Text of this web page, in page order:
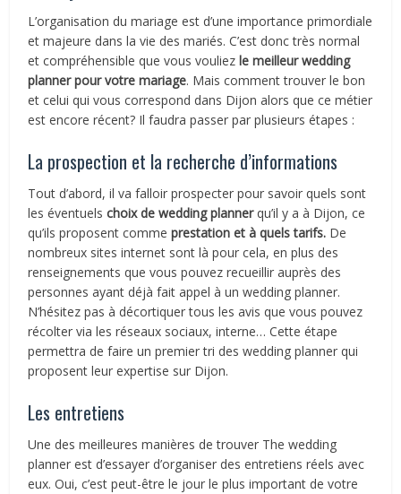
L’organisation du mariage est d’une importance primordiale
et majeure dans la vie des mariés. C’est donc très normal
et compréhensible que vous vouliezle meilleur wedding
planner pourvotre mariage. Mais comment trouver le bon
et celui qui vous correspond dans Dijon alors que ce métier
est encore récent? Il faudra passer par plusieurs étapes :
La prospection et la recherche d’informations
Tout d’abord, il va falloir prospecter pour savoir quels sont
les éventuels choix de wedding plannerqu’il y a à Dijon, ce
qu’ils proposent comme prestation et à quels tarifs. De
nombreux sites internet sont là pour cela, en plus des
renseignements que vous pouvez recueillir auprès des
personnes ayant déjà fait appel à un wedding planner.
N’hésitez pas à décortiquer tous les avis que vous pouvez
récolter via les réseaux sociaux, interne… Cette étape
permettra de faire un premier tri des wedding planner qui
proposent leur expertise sur Dijon.
Les entretiens
Une des meilleures manières de trouver The wedding
planner est d’essayer d’organiser des entretiens réels avec
eux. Oui, c’est peut-être le jour le plus important de votre